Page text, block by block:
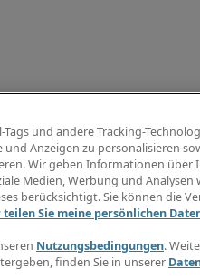
Info Center
Jobübersicht
Gehaltsübersicht
E-Learning
und andere Tracking-
Anzeigen zu personalisieren
Wir geben Informationen über
Medien, Werbung und Analysen
berücksichtigt. Sie können die
Sie meine persönlichen
Nutzungsbedingungen.
finden Sie in unserer